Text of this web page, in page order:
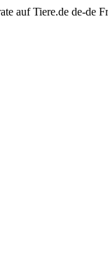
auf Tiere.de de-de